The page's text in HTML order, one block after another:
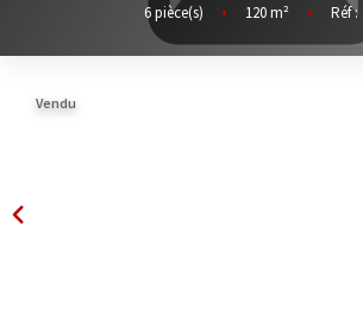
Espace Propriétaire
6pièce(s) • 120m² • Réf :
Vendu